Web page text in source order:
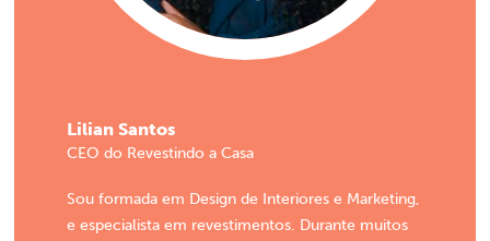
Lilian Santos
CEO do Revestindo a Casa
Sou formada em Design de Interiores e Marketing,
e especialista em revestimentos. Durante muitos